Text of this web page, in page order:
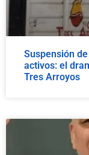
Suspensión
activos: el
Tres Arroyos